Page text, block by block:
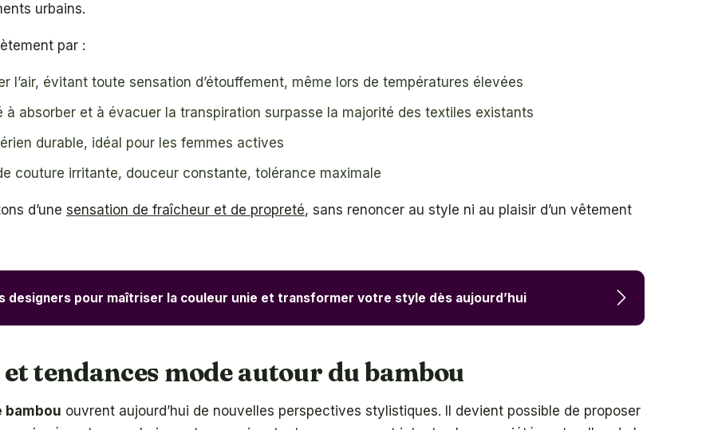
urbains.
par :
l’air, évitant toute sensation d’étouffement, même lors de températures élevées
à absorber et à évacuer la transpiration surpasse la majorité des textiles existants
durable, idéal pour les femmes actives
couture irritante, douceur constante, tolérance maximale
d’une sensation de fraîcheur et de propreté, sans renoncer au style ni au plaisir d’un vêtement
designers pour maîtriser la couleur unie et transformer votre style dès aujourd’hui
tendances mode autour du bambou
bambou ouvrent aujourd’hui de nouvelles perspectives stylistiques. Il devient possible de proposer